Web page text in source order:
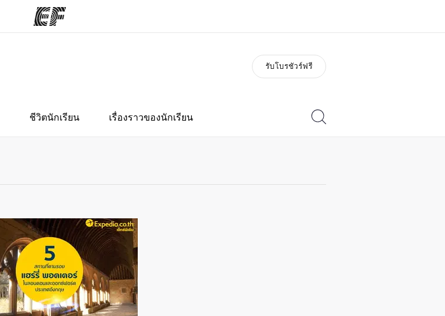
อาชีพ
รับโบรชัวร์ฟรี
ชีวิตนักเรียน เรื่องราวของนักเรียน